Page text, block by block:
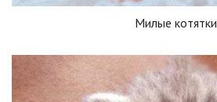
Милые котятки